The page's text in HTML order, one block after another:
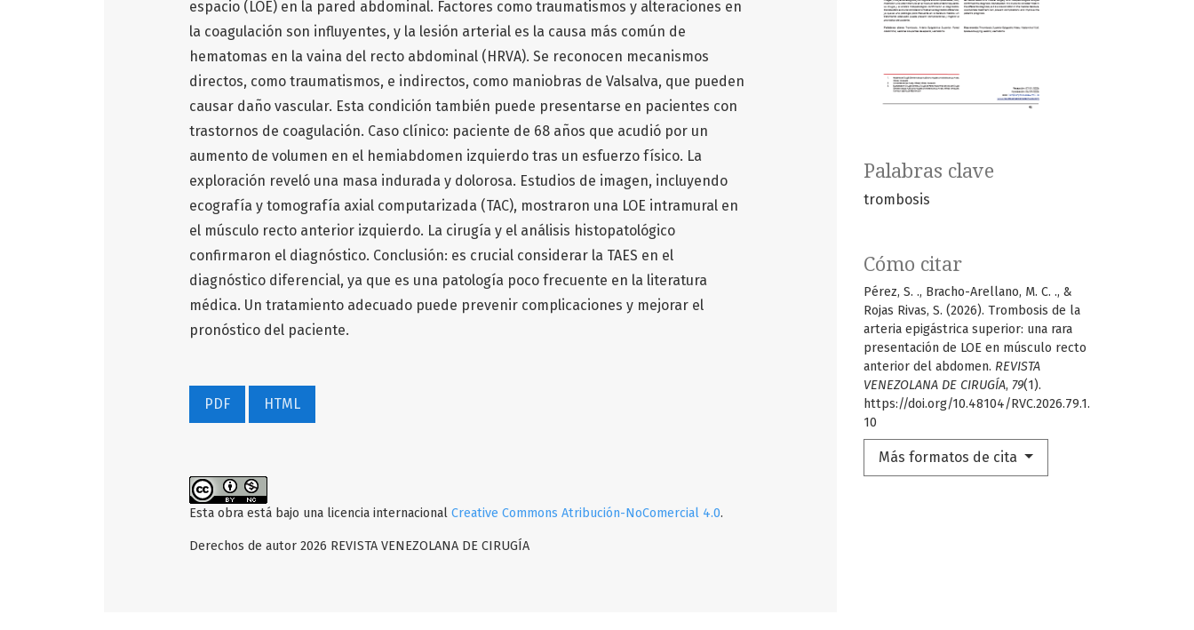
Palabras clave
trombosis
Cómo citar
Pérez, S. ., Bracho-Arellano, M. C. ., &
Rojas Rivas, S. (2026). Trombosis de la
arteria epigástrica superior: una rara
presentación de LOE en músculo recto
anterior del abdomen. REVISTA
VENEZOLANA DE CIRUGÍA, 79(1).
https://doi.org/10.48104/RVC.2026.79.1.
10
Más formatos de cita
espacio (LOE) en la pared abdominal. Factores como traumatismos y alteraciones en
la coagulación son influyentes, y la lesión arterial es la causa más común de
hematomas en la vaina del recto abdominal (HRVA). Se reconocen mecanismos
directos, como traumatismos, e indirectos, como maniobras de Valsalva, que pueden
causar daño vascular. Esta condición también puede presentarse en pacientes con
trastornos de coagulación. Caso clínico: paciente de 68 años que acudió por un
aumento de volumen en el hemiabdomen izquierdo tras un esfuerzo físico. La
exploración reveló una masa indurada y dolorosa. Estudios de imagen, incluyendo
ecografía y tomografía axial computarizada (TAC), mostraron una LOE intramural en
el músculo recto anterior izquierdo. La cirugía y el análisis histopatológico
confirmaron el diagnóstico. Conclusión: es crucial considerar la TAES en el
diagnóstico diferencial, ya que es una patología poco frecuente en la literatura
médica. Un tratamiento adecuado puede prevenir complicaciones y mejorar el
pronóstico del paciente.
PDF HTML
Esta obra está bajo una licencia internacional Creative Commons Atribución-NoComercial 4.0.
Derechos de autor 2026 REVISTA VENEZOLANA DE CIRUGÍA